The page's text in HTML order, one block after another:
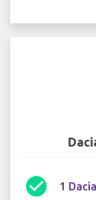
check_circle 1